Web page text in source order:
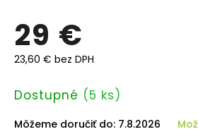
29 €
23,60 € bez DPH
Jednotková
Dostupné (5 ks)
Môžeme doručiť do: 7.8.2026